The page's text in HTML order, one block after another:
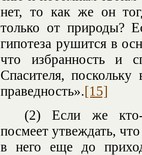
нет, то как же он
только от природы?
гипотеза рушится в
что избранность и
Спасителя,
праведность».[15]
(2) Если же
посмеет утвеждать,
в него еще до